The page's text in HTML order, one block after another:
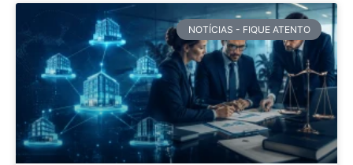
NOTÍCIAS - FIQUE ATENTO